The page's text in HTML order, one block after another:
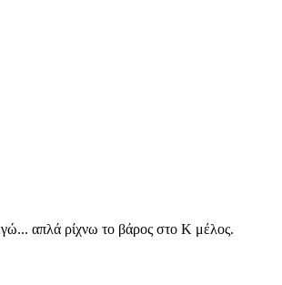
απλά ρίχνω το βάρος στο Κ μέλος.